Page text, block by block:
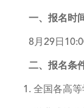
一、报名时间
8月29日
二、报名条
全国各高等